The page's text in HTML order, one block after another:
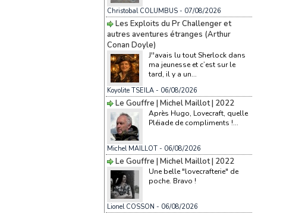
Christobal COLUMBUS- 07/08/2026
Les Exploits du Pr Challenger et
autres aventures étranges (Arthur
Conan Doyle)
J''avais lu tout Sherlock dans
ma jeunesse et c’est sur le
tard, il y a un...
Koyolite TSEILA- 06/08/2026
Le Gouffre | Michel Maillot | 2022
Après Hugo, Lovecraft, quelle
Pléiade de compliments !...
Michel MAILLOT- 06/08/2026
Le Gouffre | Michel Maillot | 2022
Une belle "lovecrafterie" de
poche. Bravo !
Lionel COSSON - 06/08/2026